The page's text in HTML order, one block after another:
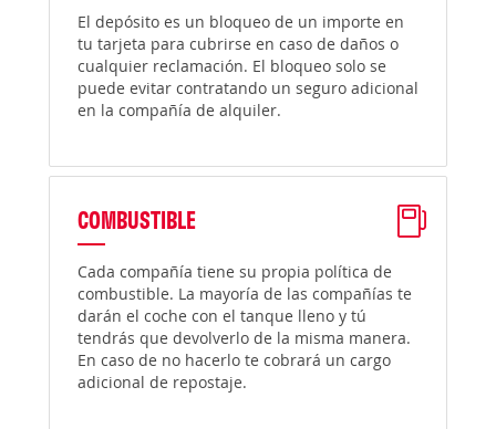
El depósito es un bloqueo de un importe en
tu tarjeta para cubrirse en caso de daños o
cualquier reclamación. El bloqueo solo se
puede evitar contratando un seguro adicional
en la compañía de alquiler.
COMBUSTIBLE
Cada compañía tiene su propia política de
combustible. La mayoría de las compañías te
darán el coche con el tanque lleno y tú
tendrás que devolverlo de la misma manera.
En caso de no hacerlo te cobrará un cargo
adicional de repostaje.